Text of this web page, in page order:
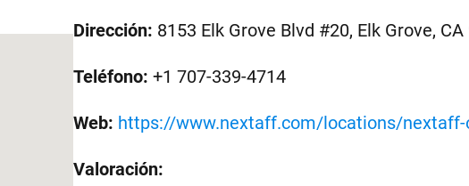
Dirección: 8153 Elk Grove Blvd #20, Elk Grove,
Teléfono: +1 707-339-4714
Web: https://www.nextaff.com/locations/
Valoración: